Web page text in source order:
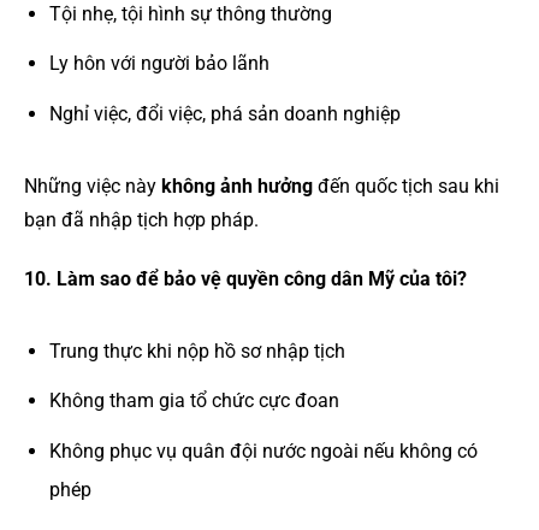
Tội nhẹ, tội hình sự thông thường
Ly hôn với người bảo lãnh
Nghỉ việc, đổi việc, phá sản doanh nghiệp
Những việc này không ảnh hưởng đến quốc tịch sau khi
bạn đã nhập tịch hợp pháp.
10. Làm sao để bảo vệ quyền công dân Mỹ của tôi?
Trung thực khi nộp hồ sơ nhập tịch
Không tham gia tổ chức cực đoan
Không phục vụ quân đội nước ngoài nếu không có
phép